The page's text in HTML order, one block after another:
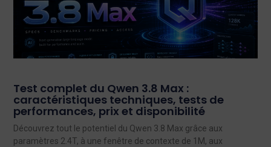
Test complet du Qwen 3.8 Max :
caractéristiques techniques, tests de
performances, prix et disponibilité
Découvrez tout le potentiel du Qwen 3.8 Max grâce aux
paramètres 2.4T, à une fenêtre de contexte de 1M, aux